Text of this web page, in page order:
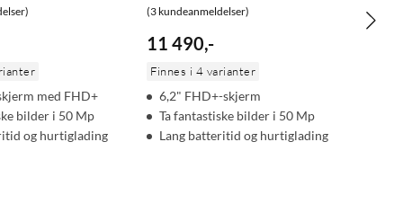
med FHD+
bilder i 50 Mp
og hurtiglading
(3 kundeanmeldelser)
11 490,-
Finnes i 4 varianter
6,2" FHD+-skjerm
Ta fantastiske bilder i 50 Mp
Lang batteritid og hurtiglading